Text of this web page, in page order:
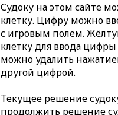
Судоку на этом сайте
клетку. Цифру можно
с игровым полем.
клетку для ввода
можно удалить
другой цифрой.
Текущее решение
продолжить решение